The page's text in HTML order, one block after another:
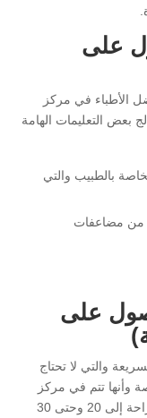
على
الأطباء في مركز
بعض التعليمات الهامة
بالطبيب والتي
من مضاعفات
على
والتي لا تحتاج
وأنها تتم في مركز
الدكتور يحيى خالد بالمنظار وغالبا ما تحتاج الجراحة إلى 20 وحتى 30